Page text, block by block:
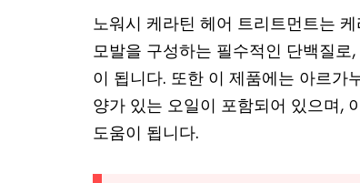
노워시 케라틴 헤어 트리트먼트는
모발을 구성하는 필수적인 단백질
이 됩니다. 또한 이 제품에는 아르가
양가 있는 오일이 포함되어 있으며,
도움이 됩니다.